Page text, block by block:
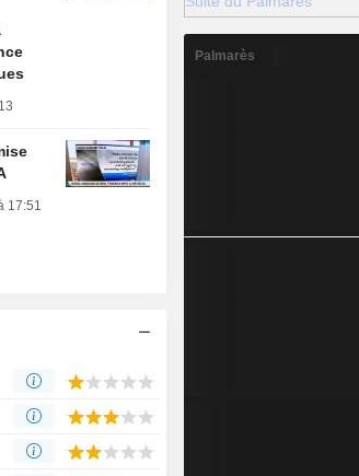
17:51
Palmarès